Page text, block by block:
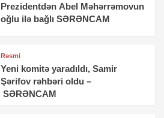
Prezidentdən Abel Məhərrəmovun
oğlu ilə bağlı SƏRƏNCAM
Rəsmi
Yeni komitə yaradıldı, Samir
Şərifov rəhbəri oldu –
SƏRƏNCAM